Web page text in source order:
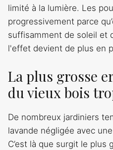
limité à la lumière. Les
progressivement parce
suffisamment de soleil et
l'effet devient de plus en
La plus grosse
du vieux bois
De nombreux jardiniers
lavande négligée avec
C’est là que surgit le plus